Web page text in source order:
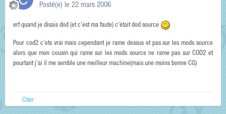
Posté(e) le 22 mars 2006
erf quand je disais dod (et c'est ma faute) c'était dod source
Pour cod2 c'ets vrai mais cependant je rame dessus et pas sur les mods source
alors que mon cousin qui rame sur les mods source ne rame pas sur COD2 et
pourtant j'ai il me semble une meilleur machine(mais une moins bonne CG)
Citer